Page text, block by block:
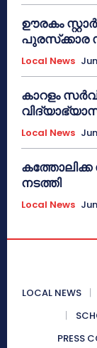
ഊരകം
പുരസ്‌ക്കാര
Local News
കാറളം
Local News
നടത്തി
Local News
LOCAL NEWS
PRESS